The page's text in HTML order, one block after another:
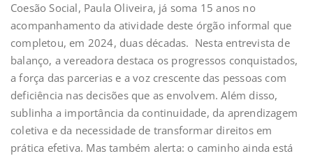
Coesão Social, Paula Oliveira, já soma 15 anos no
acompanhamento da atividade deste órgão informal que
completou, em 2024, duas décadas. Nesta entrevista de
balanço, a vereadora destaca os progressos conquistados,
a força das parcerias e a voz crescente das pessoas com
deficiência nas decisões que as envolvem. Além disso,
sublinha a importância da continuidade, da aprendizagem
coletiva e da necessidade de transformar direitos em
prática efetiva. Mas também alerta: o caminho ainda está